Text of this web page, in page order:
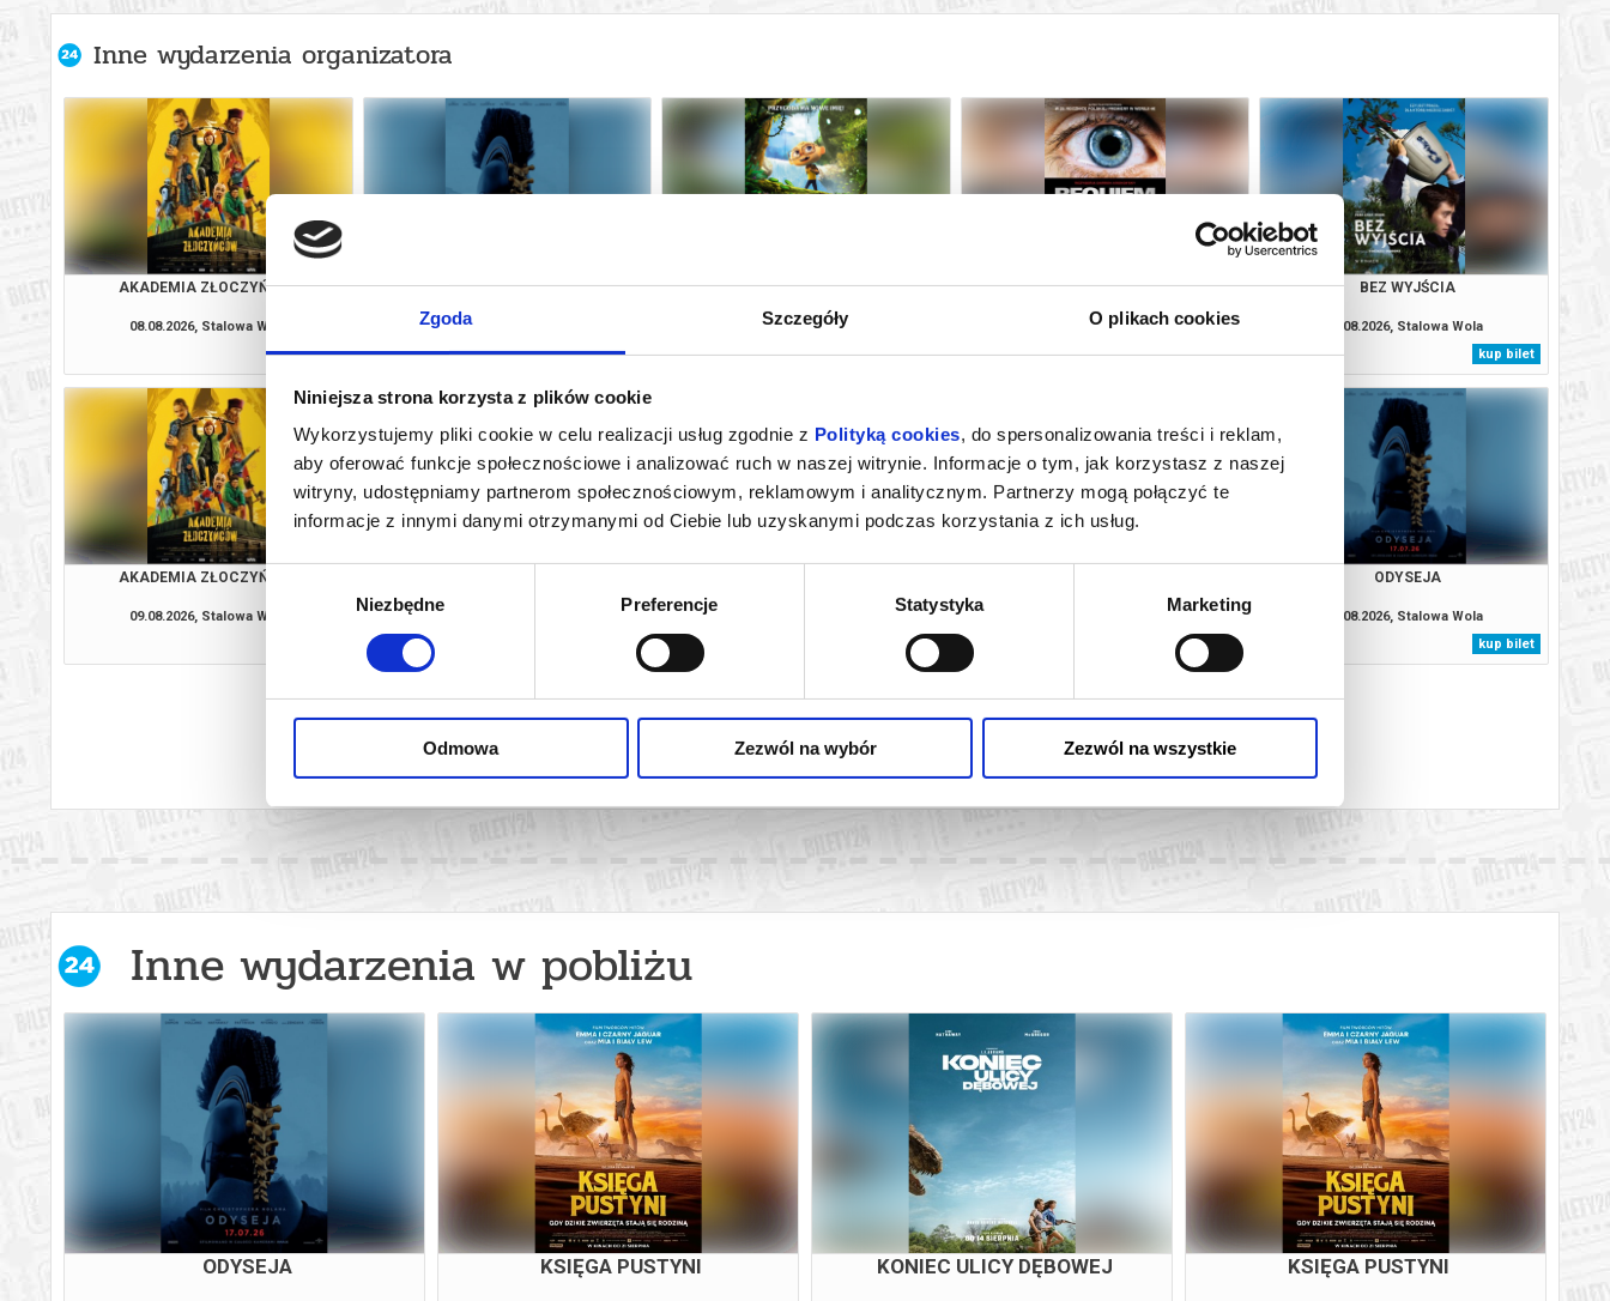
Zgoda Szczegóły O plikach cookies
Niniejsza strona korzysta z plików cookie
Wykorzystujemy pliki cookie w celu realizacji usług zgodnie z Polityką cookies, do spersonalizowania treści i reklam,
aby oferować funkcje społecznościowe i analizować ruch w naszej witrynie. Informacje o tym, jak korzystasz z naszej
witryny, udostępniamy partnerom społecznościowym, reklamowym i analitycznym. Partnerzy mogą połączyć te
informacje z innymi danymi otrzymanymi od Ciebie lub uzyskanymi podczas korzystania z ich usług.
Wybór
Niezbędne Preferencje Statystyka Marketing
Odmowa Zezwól na wybór Zezwól na wszystkie
Inne wydarzenia organizatora
AKADEMIA ZŁOCZYŃCÓW
08.08.2026, Stalowa Wola
kup bilet
ODYSEJA
08.08.2026, Stalowa Wola
kup bilet
FANTASTYCZNY ANGELO
08.08.2026, Stalowa Wola
kup bilet
REQUIEM DLA SNU (RE-RELEASE)
08.08.2026, Stalowa Wola
kup bilet
BEZ WYJŚCIA
08.08.2026, Stalowa Wola
kup bilet
AKADEMIA ZŁOCZYŃCÓW
09.08.2026, Stalowa Wola
09.08.2026, Stalowa Wola
kup bilet
kup bilet
12.08.2026, Stalowa Wola
kup bilet
ODYSEJA
12.08.2026, Stalowa Wola
kup bilet
Inne wydarzenia w pobliżu
KSIĘGA PUSTYNI KRAJOBRAZ PO BITWIE KSIĘGA PUSTYNI ODYSEJA